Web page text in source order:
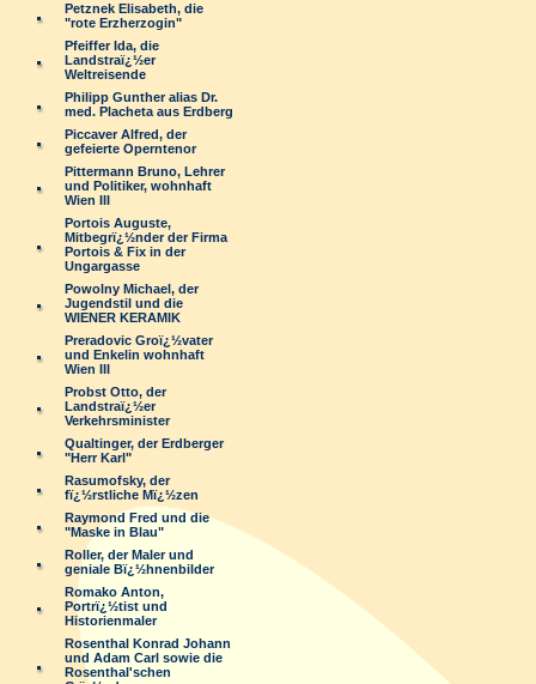
Petznek Elisabeth, die
"rote Erzherzogin"
Pfeiffer Ida, die
Landstraï¿½er
Weltreisende
Philipp Gunther alias Dr.
med. Placheta aus Erdberg
Piccaver Alfred, der
gefeierte Operntenor
Pittermann Bruno, Lehrer
und Politiker, wohnhaft
Wien III
Portois Auguste,
Mitbegrï¿½nder der Firma
Portois & Fix in der
Ungargasse
Powolny Michael, der
Jugendstil und die
WIENER KERAMIK
Preradovic Groï¿½vater
und Enkelin wohnhaft
Wien III
Probst Otto, der
Landstraï¿½er
Verkehrsminister
Qualtinger, der Erdberger
"Herr Karl"
Rasumofsky, der
fï¿½rstliche Mï¿½zen
Raymond Fred und die
"Maske in Blau"
Roller, der Maler und
geniale Bï¿½hnenbilder
Romako Anton,
Portrï¿½tist und
Historienmaler
Rosenthal Konrad Johann
und Adam Carl sowie die
Rosenthal'schen